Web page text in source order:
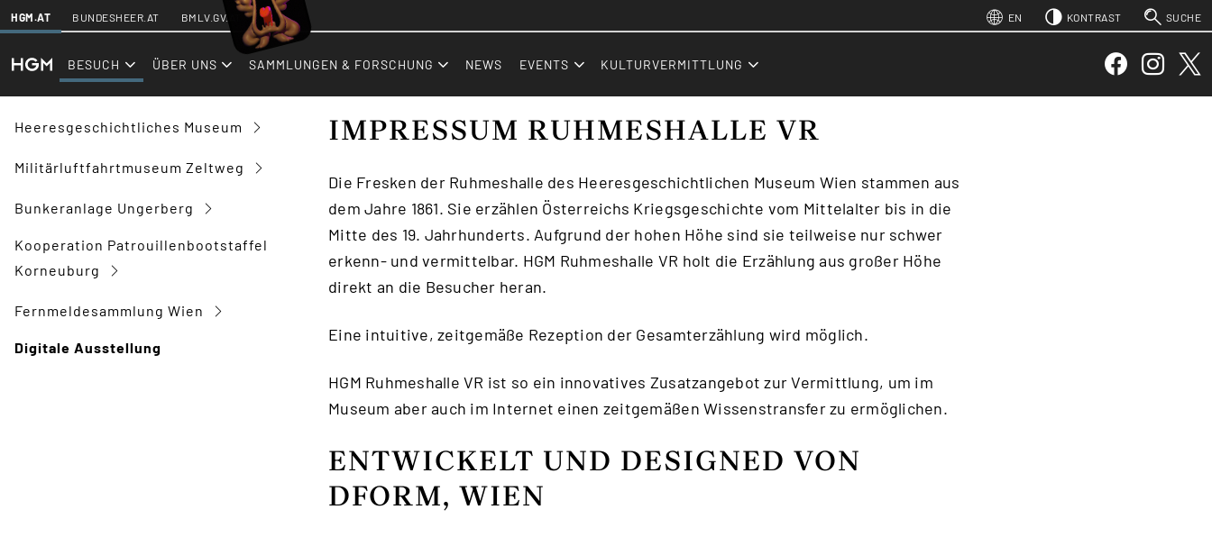
SKIPLINKS
HGM.AT BUNDESHEER.AT BMLV.GV.AT EN KONTRAST SUCHE
BESUCH ÜBER UNS SAMMLUNGEN & FORSCHUNG NEWS EVENTS KULTURVERMITTLUNG SUCHEN
hgm.at Besuch Digitale Ausstellung
Heeresgeschichtliches Museum
Militärluftfahrtmuseum Zeltweg
Bunkeranlage Ungerberg
Kooperation Patrouillenbootstaffel
Korneuburg
Fernmeldesammlung Wien
Digitale Ausstellung
IMPRESSUM RUHMESHALLE VR
Die Fresken der Ruhmeshalle des Heeresgeschichtlichen Museum Wien stammen aus
dem Jahre 1861. Sie erzählen Österreichs Kriegsgeschichte vom Mittelalter bis in die
Mitte des 19. Jahrhunderts. Aufgrund der hohen Höhe sind sie teilweise nur schwer
erkenn- und vermittelbar. HGM Ruhmeshalle VR holt die Erzählung aus großer Höhe
direkt an die Besucher heran.
Eine intuitive, zeitgemäße Rezeption der Gesamterzählung wird möglich.
HGM Ruhmeshalle VR ist so ein innovatives Zusatzangebot zur Vermittlung, um im
Museum aber auch im Internet einen zeitgemäßen Wissenstransfer zu ermöglichen.
ENTWICKELT UND DESIGNED VON
DFORM, WIEN